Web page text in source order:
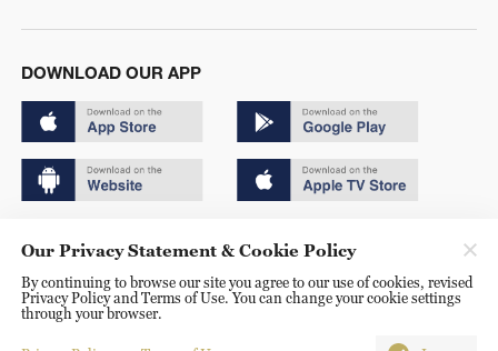
DOWNLOAD OUR APP
京ICP备20000184号
京公网安备 11010502050052号
Disinformation report hotline: 010-85061466
Our Privacy Statement & Cookie Policy
By continuing to browse our site you agree to our use of cookies, revised
Privacy Policy and Terms of Use. You can change your cookie settings
through your browser.